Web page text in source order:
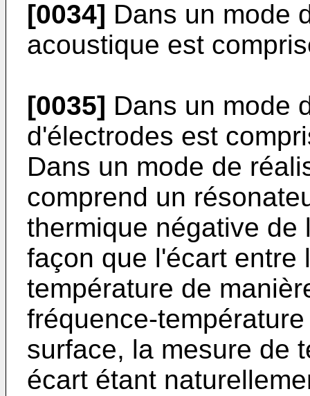
[0034] Dans un mode
acoustique est
[0035] Dans un mode
d'électrodes est
Dans un mode de
comprend un
thermique négative
façon que l'écart entre
température de
fréquence-
surface, la mesure de
écart étant